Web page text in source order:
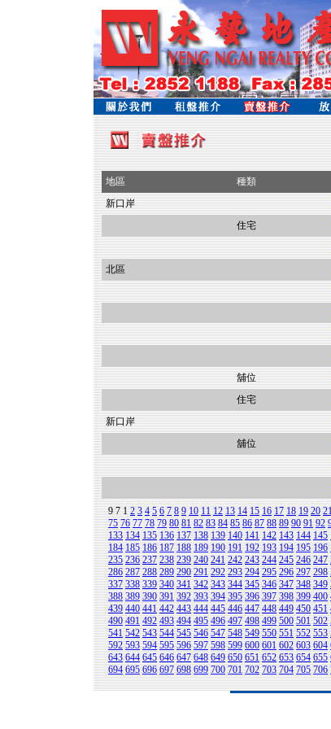
地區 種類
新口岸
住宅
北區
舖位
住宅
新口岸
舖位
9 712 3 4 5 6 7 8 9 10 11 12 13 14 15 16 17 18 19 20
75 76 77 78 79 80 81 82 83 84 85 86 87 88 89 90 91 92
133 134 135 136 137 138 139 140 141 142 143 144 145
184 185 186 187 188 189 190 191 192 193 194 195 196
235 236 237 238 239 240 241 242 243 244 245 246 247
286 287 288 289 290 291 292 293 294 295 296 297 298
337 338 339 340 341 342 343 344 345 346 347 348 349
388 389 390 391 392 393 394 395 396 397 398 399 400
439 440 441 442 443 444 445 446 447 448 449 450 451
490 491 492 493 494 495 496 497 498 499 500 501 502
541 542 543 544 545 546 547 548 549 550 551 552 553
592 593 594 595 596 597 598 599 600 601 602 603 604
643 644 645 646 647 648 649 650 651 652 653 654 655
694 695 696 697 698 699 700 701 702 703 704 705 706